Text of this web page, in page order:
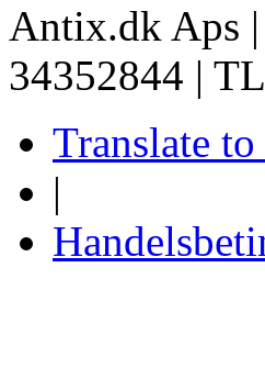
Antix.dk Aps
34352844 |
Translate
|